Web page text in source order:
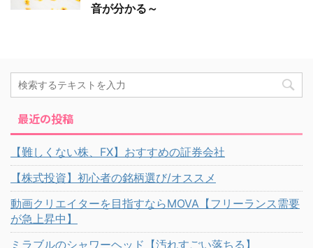
音が分かる～
最近の投稿
【難しくない株、FX】おすすめの証券会社
【株式投資】初心者の銘柄選び/オススメ
動画クリエイターを目指すならMOVA【フリーランス需要
が急上昇中】
ミラブルのシャワーヘッド【汚れすごい落ちる】